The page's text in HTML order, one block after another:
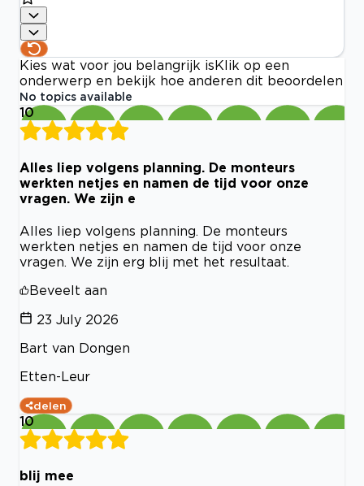
Kies wat voor jou belangrijk is Klik op een
onderwerp en bekijk hoe anderen dit beoordelen
No topics available
10
Alles liep volgens planning. De monteurs
werkten netjes en namen de tijd voor onze
vragen. We zijn e
Alles liep volgens planning. De monteurs
werkten netjes en namen de tijd voor onze
vragen. We zijn erg blij met het resultaat.
Beveelt aan
23 July 2026
Bart van Dongen
Etten-Leur
delen
10
blij mee